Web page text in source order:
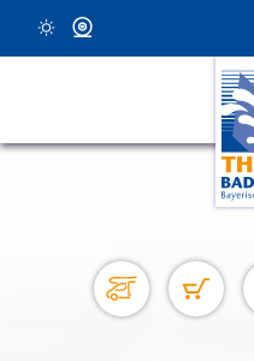
23 °C, Klar/Sonnig